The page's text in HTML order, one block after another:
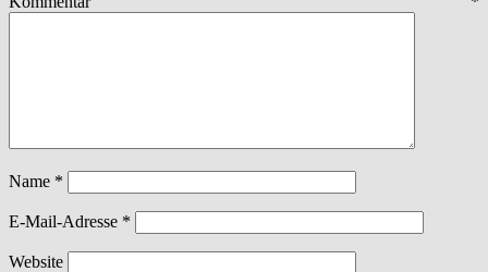
Name *
E-Mail-Adresse *
Website